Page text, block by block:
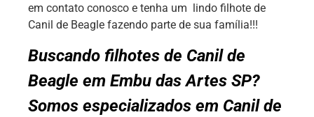
em contato conosco e tenha um lindo filhote de
Canil de Beagle fazendo parte de sua família!!!
Buscando filhotes de Canil de
Beagle em Embu das Artes SP?
Somos especializados em Canil de